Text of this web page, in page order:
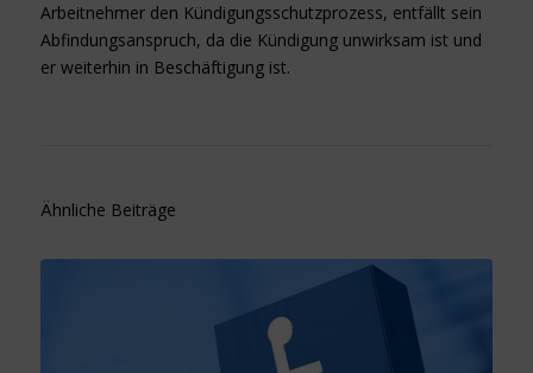
Arbeitnehmer den Kündigungsschutzprozess, entfällt sein
Abfindungsanspruch, da die Kündigung unwirksam ist und
er weiterhin in Beschäftigung ist.
Ähnliche Beiträge